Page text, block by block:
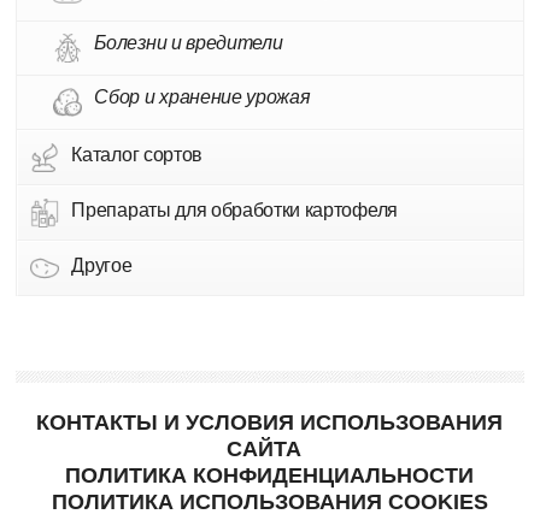
Болезни и вредители
Сбор и хранение урожая
Каталог сортов
Препараты для обработки картофеля
Другое
КОНТАКТЫ И УСЛОВИЯ ИСПОЛЬЗОВАНИЯ
САЙТА
ПОЛИТИКА КОНФИДЕНЦИАЛЬНОСТИ
ПОЛИТИКА ИСПОЛЬЗОВАНИЯ COOKIES